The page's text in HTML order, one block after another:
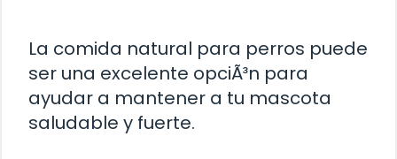
La comida natural para perros puede
ser una excelente opciÃ³n para
ayudar a mantener a tu mascota
saludable y fuerte.